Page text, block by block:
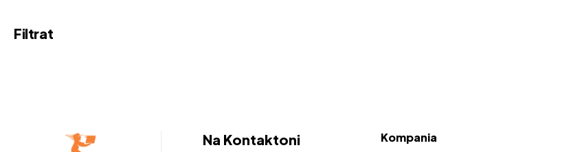
Filtrat
Na Kontaktoni Kompania